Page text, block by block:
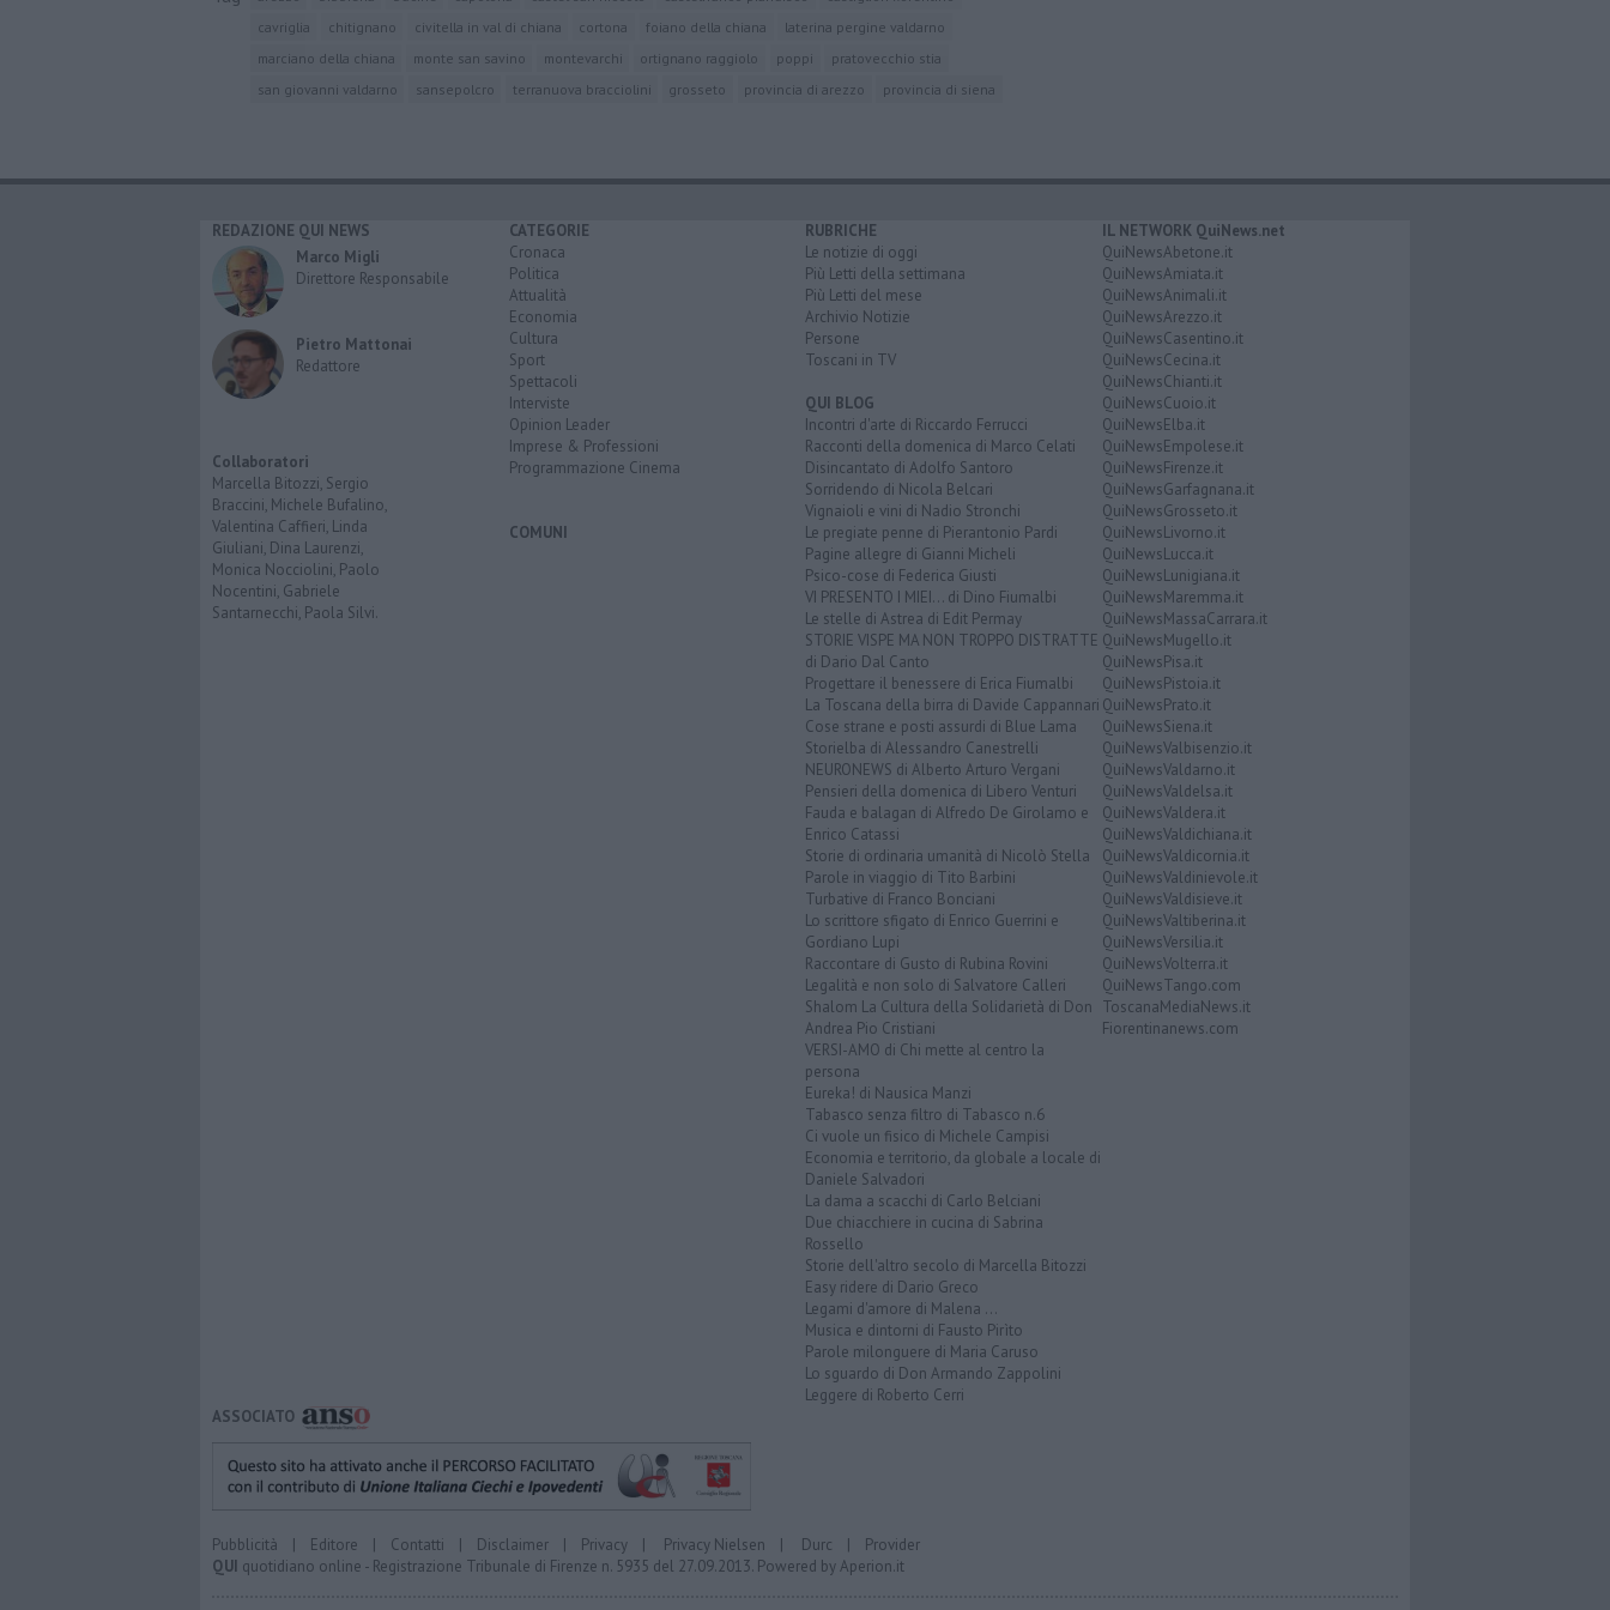
cavriglia
chitignano civitella in val di chiana cortona foiano della chiana
laterina pergine valdarno
marciano della chiana
monte san savino montevarchi ortignano raggiolo poppi
pratovecchio stia
san giovanni valdarno
sansepolcro terranuova bracciolini grosseto provincia di arezzo provincia di siena
REDAZIONE QUI NEWS
Marco Migli
Direttore Responsabile
Pietro Mattonai
Redattore
Collaboratori
Marcella Bitozzi, Sergio
Braccini, Michele Bufalino,
Valentina Caffieri, Linda
Giuliani, Dina Laurenzi,
Monica Nocciolini, Paolo
Nocentini, Gabriele
Santarnecchi, Paola Silvi.
CATEGORIE
Cronaca
Politica
Attualità
Economia
Cultura
Sport
Spettacoli
Interviste
Opinion Leader
Imprese & Professioni
Programmazione Cinema
COMUNI
RUBRICHE
Le notizie di oggi
Più Letti della settimana
Più Letti del mese
Archivio Notizie
Persone
Toscani in TV
QUI BLOG
Incontri d'arte di Riccardo Ferrucci
Racconti della domenica di Marco Celati
Disincantato di Adolfo Santoro
Sorridendo di Nicola Belcari
Vignaioli e vini di Nadio Stronchi
Le pregiate penne di Pierantonio Pardi
Pagine allegre di Gianni Micheli
Psico-cose di Federica Giusti
VI PRESENTO I MIEI... di Dino Fiumalbi
Le stelle di Astrea di Edit Permay
STORIE VISPE MA NON TROPPO DISTRATTE
di Dario Dal Canto
Progettare il benessere di Erica Fiumalbi
La Toscana della birra di Davide Cappannari
Cose strane e posti assurdi di Blue Lama
Storielba di Alessandro Canestrelli
NEURONEWS di Alberto Arturo Vergani
Pensieri della domenica di Libero Venturi
Fauda e balagan di Alfredo De Girolamo e
Enrico Catassi
Storie di ordinaria umanità di Nicolò Stella
Parole in viaggio di Tito Barbini
Turbative di Franco Bonciani
Lo scrittore sfigato di Enrico Guerrini e
Gordiano Lupi
Raccontare di Gusto di Rubina Rovini
Legalità e non solo di Salvatore Calleri
Shalom La Cultura della Solidarietà di Don
Andrea Pio Cristiani
VERSI-AMO di Chi mette al centro la
persona
Eureka! di Nausica Manzi
Tabasco senza filtro di Tabasco n.6
Ci vuole un fisico di Michele Campisi
Economia e territorio, da globale a locale di
Daniele Salvadori
La dama a scacchi di Carlo Belciani
Due chiacchiere in cucina di Sabrina
Rossello
Storie dell'altro secolo di Marcella Bitozzi
Easy ridere di Dario Greco
Legami d'amore di Malena ...
Musica e dintorni di Fausto Pirìto
Parole milonguere di Maria Caruso
Lo sguardo di Don Armando Zappolini
Leggere di Roberto Cerri
IL NETWORK QuiNews.net
QuiNewsAbetone.it
QuiNewsAmiata.it
QuiNewsAnimali.it
QuiNewsArezzo.it
QuiNewsCasentino.it
QuiNewsCecina.it
QuiNewsChianti.it
QuiNewsCuoio.it
QuiNewsElba.it
QuiNewsEmpolese.it
QuiNewsFirenze.it
QuiNewsGarfagnana.it
QuiNewsGrosseto.it
QuiNewsLivorno.it
QuiNewsLucca.it
QuiNewsLunigiana.it
QuiNewsMaremma.it
QuiNewsMassaCarrara.it
QuiNewsMugello.it
QuiNewsPisa.it
QuiNewsPistoia.it
QuiNewsPrato.it
QuiNewsSiena.it
QuiNewsValbisenzio.it
QuiNewsValdarno.it
QuiNewsValdelsa.it
QuiNewsValdera.it
QuiNewsValdichiana.it
QuiNewsValdicornia.it
QuiNewsValdinievole.it
QuiNewsValdisieve.it
QuiNewsValtiberina.it
QuiNewsVersilia.it
QuiNewsVolterra.it
QuiNewsTango.com
ToscanaMediaNews.it
Fiorentinanews.com
ASSOCIATO
Pubblicità | Editore | Contatti | Disclaimer | Privacy | Privacy Nielsen | Durc | Provider
QUI quotidiano online - Registrazione Tribunale di Firenze n. 5935 del 27.09.2013. Powered byAperion.it